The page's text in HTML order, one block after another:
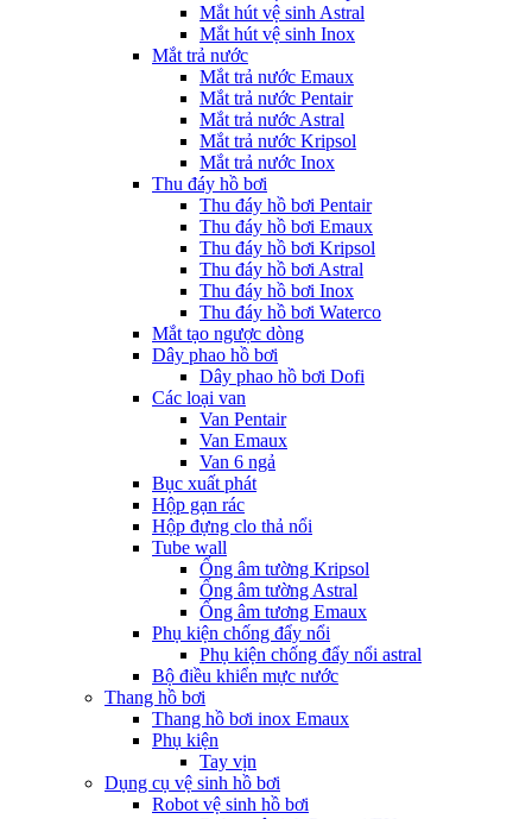
Mắt hút vệ sinh Astral
Mắt hút vệ sinh Inox
Mắt trả nước
Mắt trả nước Emaux
Mắt trả nước Pentair
Mắt trả nước Astral
Mắt trả nước Kripsol
Mắt trả nước Inox
Thu đáy hồ bơi
Thu đáy hồ bơi Pentair
Thu đáy hồ bơi Emaux
Thu đáy hồ bơi Kripsol
Thu đáy hồ bơi Astral
Thu đáy hồ bơi Inox
Thu đáy hồ bơi Waterco
Mắt tạo ngược dòng
Dây phao hồ bơi
Dây phao hồ bơi Dofi
Các loại van
Van Pentair
Van Emaux
Van 6 ngả
Bục xuất phát
Hộp gạn rác
Hộp đựng clo thả nổi
Tube wall
Ống âm tường Kripsol
Ống âm tường Astral
Ống âm tương Emaux
Phụ kiện chống đẩy nổi
Phụ kiện chống đẩy nổi astral
Bộ điều khiển mực nước
Thang hồ bơi
Thang hồ bơi inox Emaux
Phụ kiện
Tay vịn
Dụng cụ vệ sinh hồ bơi
Robot vệ sinh hồ bơi